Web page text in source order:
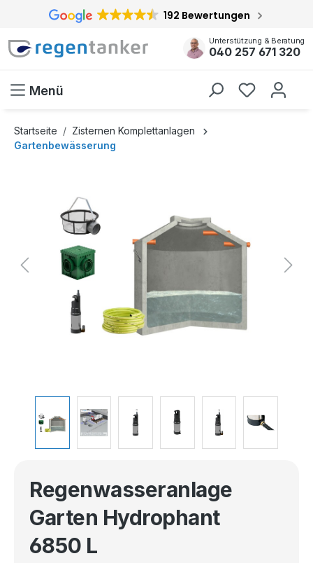
springen 192 Bewertungen
Unterstützung & Beratung
040 257 671 320
Menü
Startseite
Zisternen Komplettanlagen
Gartenbewässerung
Regenwasseranlage
Garten Hydrophant
6850 L